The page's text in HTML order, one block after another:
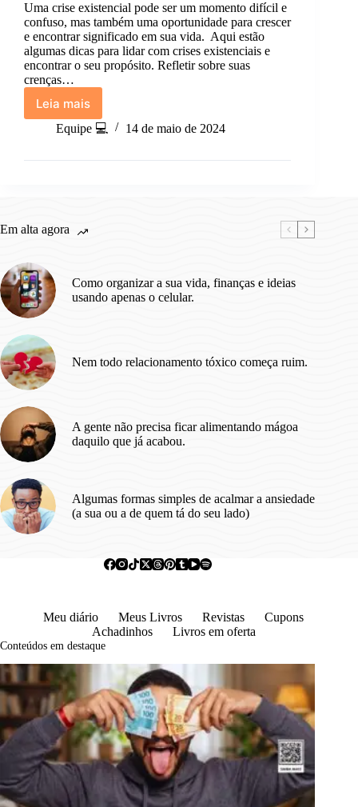
Uma crise existencial pode ser um momento difícil e
confuso, mas também uma oportunidade para crescer
e encontrar significado em sua vida. Aqui estão
algumas dicas para lidar com crises existenciais e
encontrar o seu propósito. Refletir sobre suas
crenças…
Leia mais
Crises
Existenciais:
Encontrando
Equipe 💻 14 de maio de 2024
Em alta agora
Como organizar a sua vida, finanças e ideias
usando apenas o celular.
Nem todo relacionamento tóxico começa ruim.
A gente não precisa ficar alimentando mágoa
daquilo que já acabou.
Algumas formas simples de acalmar a ansiedade
(a sua ou a de quem tá do seu lado)
Meu diário Meus Livros Revistas
Cupons
Achadinhos
Livros em oferta
Conteúdos em destaque